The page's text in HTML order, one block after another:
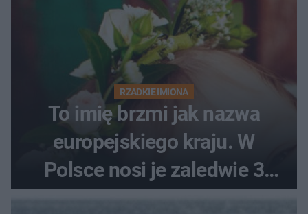
RZADKIE IMIONA
To imię brzmi jak nazwa
europejskiego kraju. W
Polsce nosi je zaledwie 3